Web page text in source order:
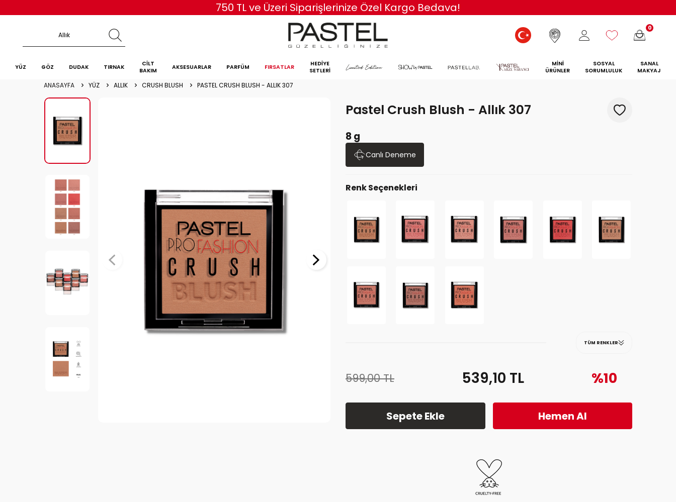
750 TL ve Üzeri Siparişlerinize Özel Kargo Bedava!
0
YÜZ GÖZ DUDAK TIRNAK
CİLT
BAKIM
AKSESUARLAR PARFÜM FIRSATLAR
HEDİYE
SETLERİ
MİNİ
ÜRÜNLER
SOSYAL
SORUMLULUK
SANAL
MAKYAJ
ANASAYFA YÜZ ALLIK CRUSH BLUSH PASTEL CRUSH BLUSH - ALLIK 307
Pastel Crush Blush - Allık 307
8 g
Canlı Deneme
Renk Seçenekleri
TÜM RENKLER
599,00TL 539,10 TL %10
Sepete Ekle Hemen Al